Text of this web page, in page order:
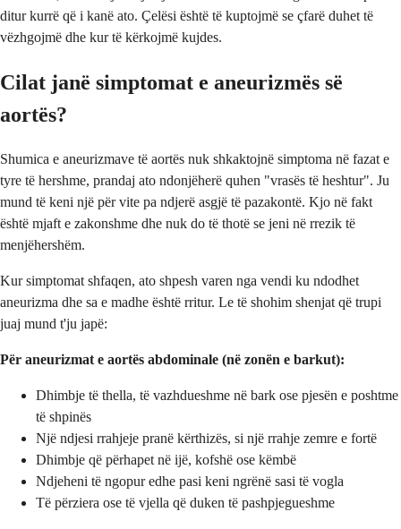
ditur kurrë që i kanë ato. Çelësi është të kuptojmë se çfarë duhet të
vëzhgojmë dhe kur të kërkojmë kujdes.
Cilat janë simptomat e aneurizmës së
aortës?
Shumica e aneurizmave të aortës nuk shkaktojnë simptoma në fazat e
tyre të hershme, prandaj ato ndonjëherë quhen "vrasës të heshtur". Ju
mund të keni një për vite pa ndjerë asgjë të pazakontë. Kjo në fakt
është mjaft e zakonshme dhe nuk do të thotë se jeni në rrezik të
menjëhershëm.
Kur simptomat shfaqen, ato shpesh varen nga vendi ku ndodhet
aneurizma dhe sa e madhe është rritur. Le të shohim shenjat që trupi
juaj mund t'ju japë:
Për aneurizmat e aortës abdominale (në zonën e barkut):
Dhimbje të thella, të vazhdueshme në bark ose pjesën e poshtme
të shpinës
Një ndjesi rrahjeje pranë kërthizës, si një rrahje zemre e fortë
Dhimbje që përhapet në ijë, kofshë ose këmbë
Ndjeheni të ngopur edhe pasi keni ngrënë sasi të vogla
Të përziera ose të vjella që duken të pashpjegueshme